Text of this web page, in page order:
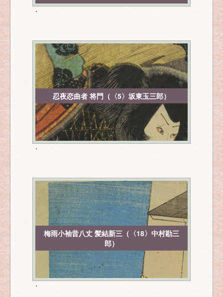
・
忍夜恋曲者 将門（〈5〉坂東玉三郎）
・
梅雨小袖昔八丈 髪結新三（〈18〉中村勘三
郎）
・